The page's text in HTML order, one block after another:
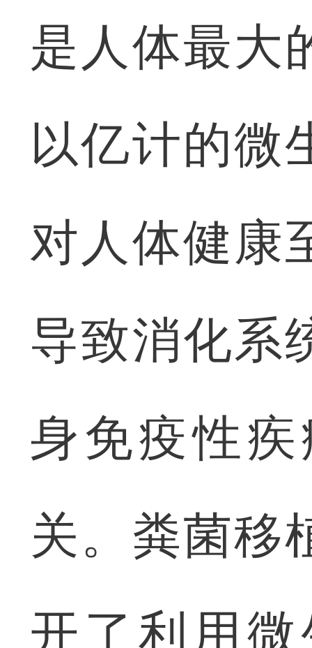
是人体最大
以亿计的微
对人体健康
导致消化系
身免疫性
关。粪菌移
开了利用